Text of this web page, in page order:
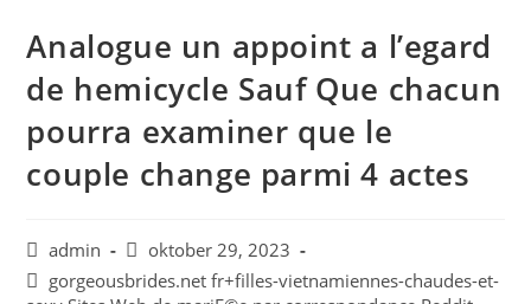
Analogue un appoint a l’egard
de hemicycle Sauf Que chacun
pourra examiner que le
couple change parmi 4 actes
admin
oktober 29, 2023
gorgeousbrides.net fr+filles-vietnamiennes-chaudes-et-